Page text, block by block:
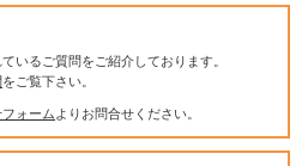
いるご質問をご紹介しております。
をご覧下さい。
ォーム よりお問合せください。